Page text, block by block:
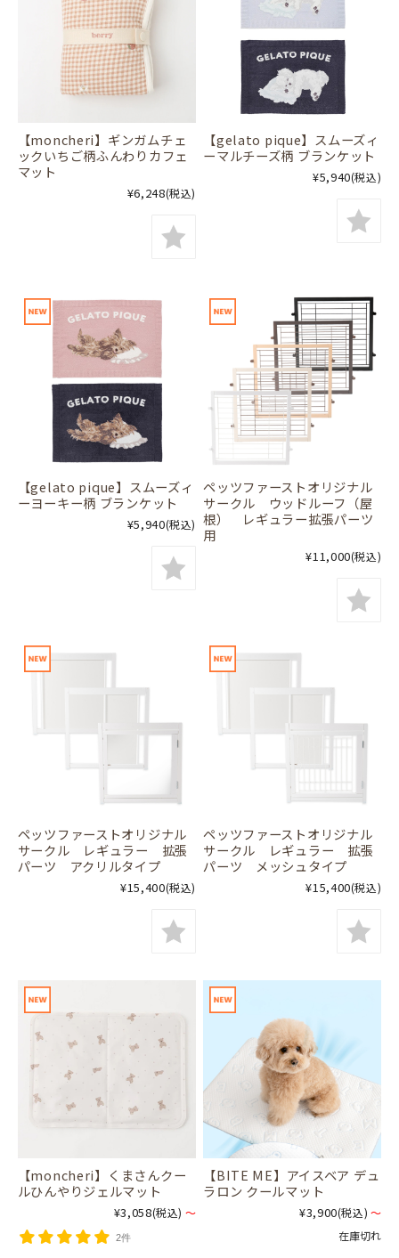
【moncheri】ギンガムチェ
ックいちご柄ふんわりカフェ
マット
¥6,248(税込)
【gelato pique】スムーズィ
ーマルチーズ柄 ブランケット
¥5,940(税込)
【gelato pique】スムーズィ
ーヨーキー柄 ブランケット
¥5,940(税込)
ペッツファーストオリジナル
サークル ウッドルーフ（屋
根） レギュラー拡張パーツ
用
¥11,000(税込)
ペッツファーストオリジナル
サークル レギュラー 拡張
パーツ アクリルタイプ
¥15,400(税込)
ペッツファーストオリジナル
サークル レギュラー 拡張
パーツ メッシュタイプ
¥15,400(税込)
【moncheri】くまさんクー
ルひんやりジェルマット
¥3,058(税込) ～
2件
【BITE ME】アイスベア デュ
ラロン クールマット
¥3,900(税込) ～
在庫切れ